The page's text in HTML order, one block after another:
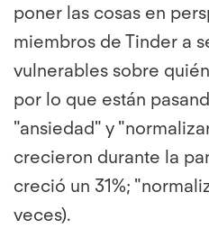
poner las cosas en
miembros de Tinder a
vulnerables sobre
por lo que están
"ansiedad" y
crecieron durante la
creció un 31%;
veces).